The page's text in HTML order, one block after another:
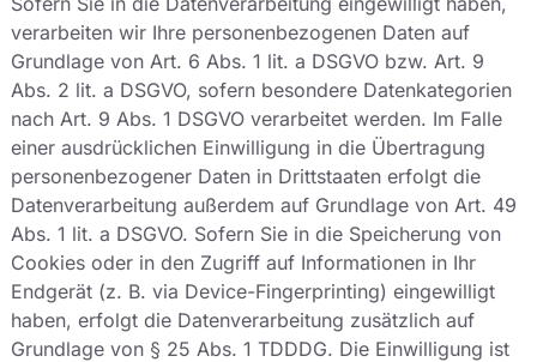
verarbeiten wir Ihre personenbezogenen Daten auf
Grundlage von Art. 6 Abs. 1 lit. a DSGVO bzw. Art. 9
Abs. 2 lit. a DSGVO, sofern besondere Datenkategorien
nach Art. 9 Abs. 1 DSGVO verarbeitet werden. Im Falle
einer ausdrücklichen Einwilligung in die Übertragung
personenbezogener Daten in Drittstaaten erfolgt die
Datenverarbeitung außerdem auf Grundlage von Art. 49
Abs. 1 lit. a DSGVO. Sofern Sie in die Speicherung von
Cookies oder in den Zugriff auf Informationen in Ihr
Endgerät (z. B. via Device-Fingerprinting) eingewilligt
haben, erfolgt die Datenverarbeitung zusätzlich auf
Grundlage von § 25 Abs. 1 TDDDG. Die Einwilligung ist